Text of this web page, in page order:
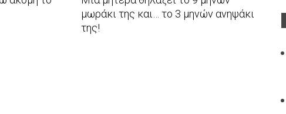
μωράκι της και… το 3 μηνών ανηψάκι
της!